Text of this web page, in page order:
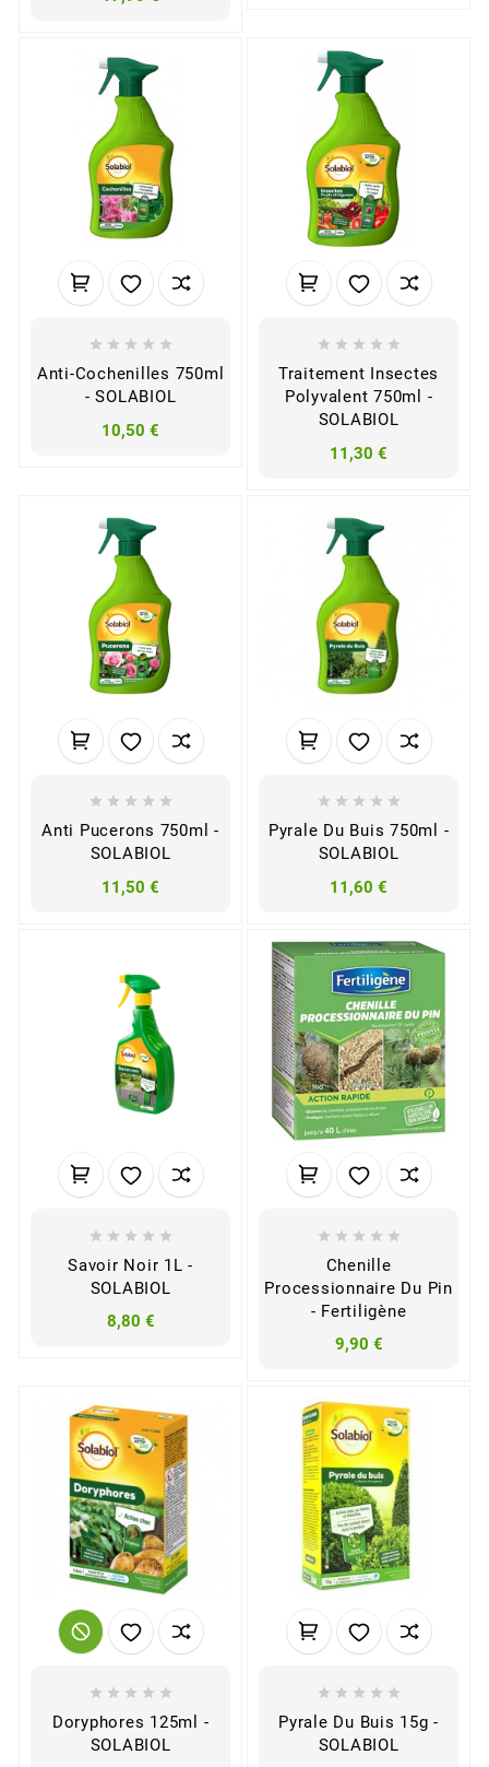
    
Anti-Cochenilles 750ml
- SOLABIOL
10,50 €
    
Traitement Insectes
Polyvalent 750ml -
SOLABIOL
11,30 €
    
Anti Pucerons 750ml -
SOLABIOL
11,50 €
    
Pyrale Du Buis 750ml -
SOLABIOL
11,60 €
    
Savoir Noir 1L -
SOLABIOL
8,80 €
    
Chenille
Processionnaire Du Pin
- Fertiligène
9,90 €
    
Doryphores 125ml -
SOLABIOL
    
Pyrale Du Buis 15g -
SOLABIOL